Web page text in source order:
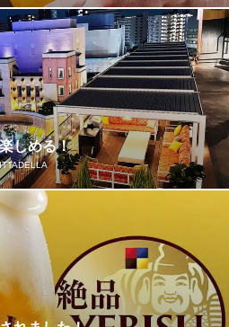
様々なビールを、経験を積んだビ
めて丁寧に注ぎます。 自然の恵みを
めてつくった野菜や肉、職人さん手
の想いが詰まった食材を集め、厨
タデッラ店
チッタデッラ1F
しめる！
立地、ファミリー層にも人気のラ
持ち込むのも可能です！
LA CITTADELLA